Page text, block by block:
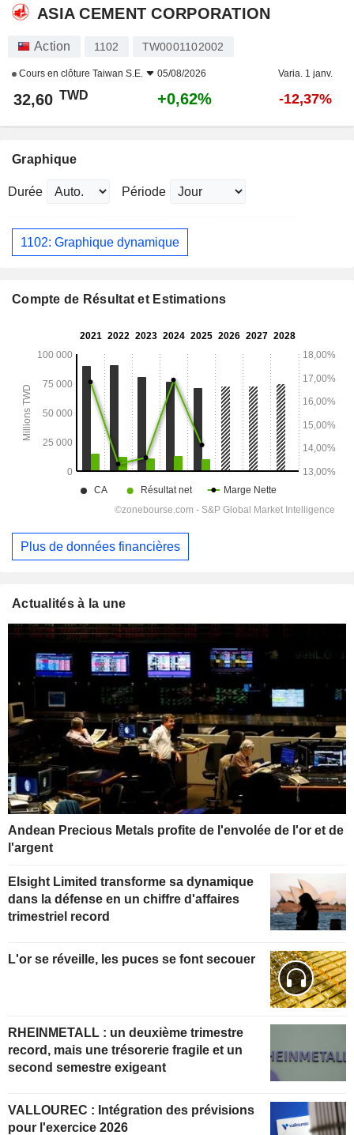
ASIA CEMENT CORPORATION
Action 1102 TW0001102002
Cours en clôture Taiwan S.E. 05/08/2026 Varia. 1 janv.
32,60 TWD +0,62% -12,37%
Graphique
Durée Période
1102: Graphique dynamique
Compte de Résultat et Estimations
Plus de données financières
Actualités à la une
Andean Precious Metals profite de l'envolée de l'or et de
l'argent
Elsight Limited transforme sa dynamique
dans la défense en un chiffre d'affaires
trimestriel record
L'or se réveille, les puces se font secouer
RHEINMETALL : un deuxième trimestre
record, mais une trésorerie fragile et un
second semestre exigeant
VALLOUREC : Intégration des prévisions
pour l'exercice 2026